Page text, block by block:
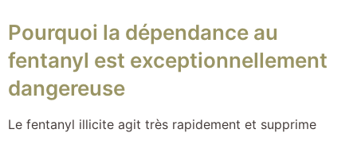
Pourquoi la dépendance au
fentanyl est exceptionnellement
dangereuse
Le fentanyl illicite agit très rapidement et supprime